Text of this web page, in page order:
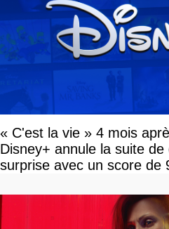
« C'est la vie » 4 mois
Disney+ annule la suite
surprise avec un score de